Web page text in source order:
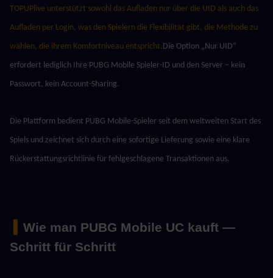
TOPUPlive unterstützt sowohl das Aufladen nur über die UID als auch das
Aufladen per Login, was den Spielern die Flexibilität gibt, die Methode zu
wählen, die ihrem Komfortniveau entspricht.Die Option „Nur UID“
erfordert lediglich Ihre PUBG Mobile Spieler-ID und den Server – kein
Passwort, kein Account-Sharing.
Die Plattform bedient PUBG Mobile-Spieler seit dem weltweiten Start des
Spiels und zeichnet sich durch eine sofortige Lieferung sowie eine klare
Rückerstattungsrichtlinie für fehlgeschlagene Transaktionen aus.
Wie man PUBG Mobile UC kauft —
Schritt für Schritt